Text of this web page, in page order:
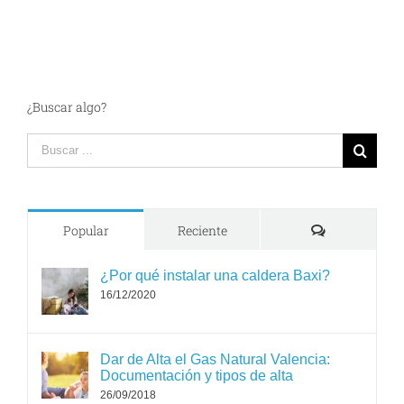
¿Buscar algo?
Search
for:
Popular Reciente Comments
¿Por qué instalar una caldera Baxi?
16/12/2020
Dar de Alta el Gas Natural Valencia:
Documentación y tipos de alta
26/09/2018